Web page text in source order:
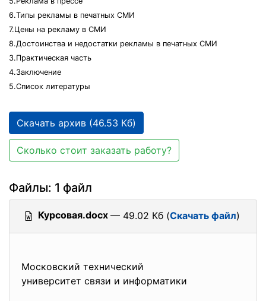
6.Типы рекламы в печатных СМИ
7.Цены на рекламу в СМИ
8.Достоинства и недостатки рекламы в печатных СМИ
3.Практическая часть
4.Заключение
5.Список литературы
Скачать архив (46.53 Кб)
Сколько стоит заказать работу?
Файлы: 1 файл
Курсовая.docx — 49.02 Кб (Скачать файл)
Московский технический
университет связи и информатики